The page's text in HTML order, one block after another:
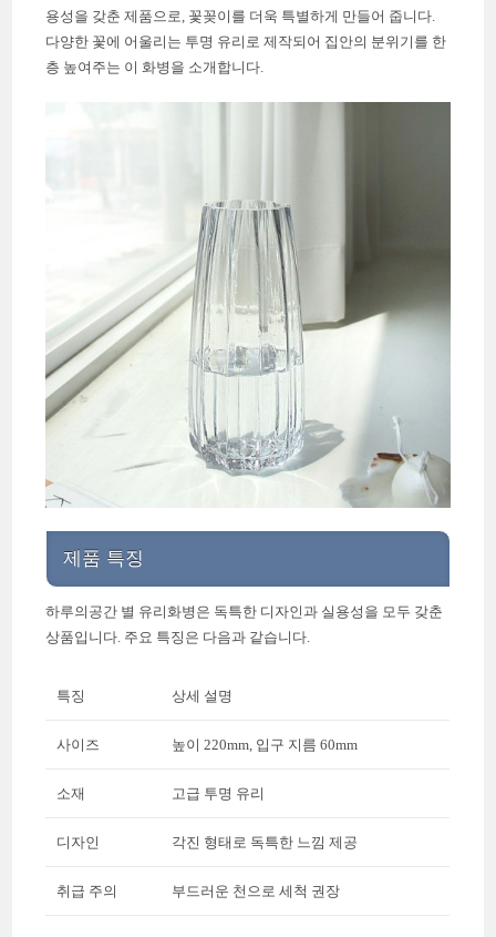
용성을 갖춘 제품으로, 꽃꽂이를 더욱 특별하게 만들어 줍니다.
다양한 꽃에 어울리는 투명 유리로 제작되어 집안의 분위기를 한
층 높여주는 이 화병을 소개합니다.
제품 특징
하루의공간 별 유리화병은 독특한 디자인과 실용성을 모두 갖춘
상품입니다. 주요 특징은 다음과 같습니다.
특징 상세 설명
사이즈 높이 220mm, 입구 지름 60mm
소재 고급 투명 유리
디자인 각진 형태로 독특한 느낌 제공
취급 주의 부드러운 천으로 세척 권장